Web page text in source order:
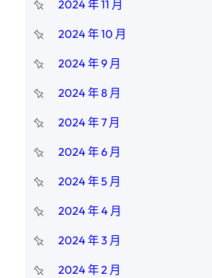
2024 年 11 月
2024 年 10 月
2024 年 9 月
2024 年 8 月
2024 年 7 月
2024 年 6 月
2024 年 5 月
2024 年 4 月
2024 年 3 月
2024 年 2 月